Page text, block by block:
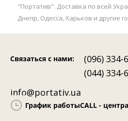
"Портатив". Доставка по всей
Днепр, Одесса, Харьков и другие
Связаться с нами:
(096) 334-
(044) 334-
info@portativ.ua
График работыCALL - центра